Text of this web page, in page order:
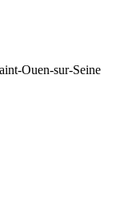
Ouen-sur-Seine